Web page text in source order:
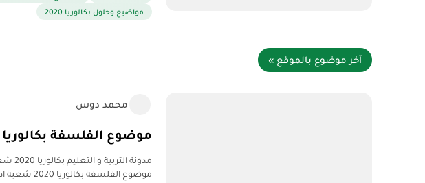
مواضيع وحلول بكالوريا 2020
آخر موضوع بالموقع »
محمد دوس
موضوع الفلسفة بكالوريا 2020 شعبة اداب و فلسفة
موضوع الفلسفة بكالوريا 2020 شعبة اداب و فلسفة السلام عليكم و رحمة الله ، مرح…